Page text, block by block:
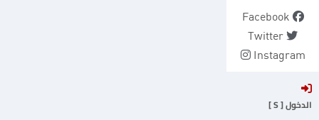
content
Facebook
Twitter
Instagram
الدخول [ S ]